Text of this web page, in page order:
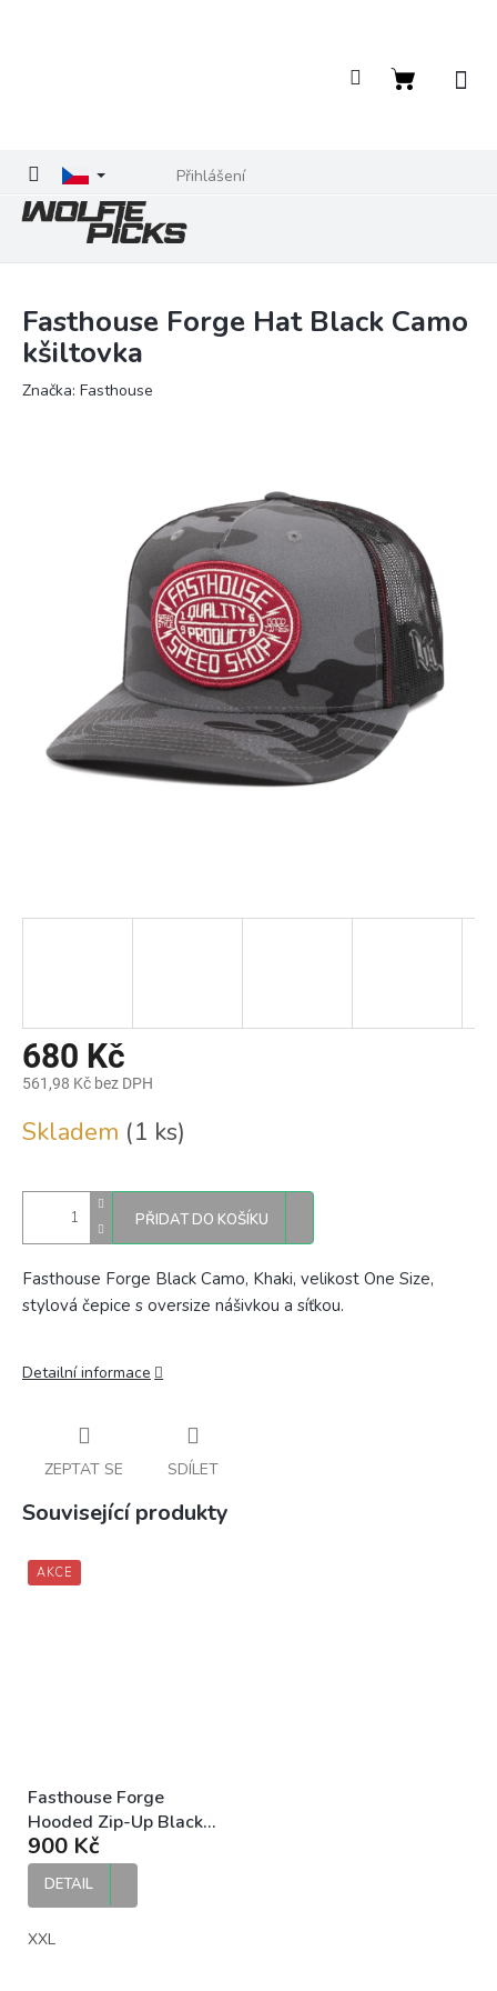
Přihlášení
Nákupní
Fasthouse Forge Hat Black Camo
kšiltovka
Značka: Fasthouse
680 Kč
561,98 Kč bez DPH
cena:
Skladem (1 ks)
PŘIDAT DO KOŠÍKU
Fasthouse Forge Black Camo, Khaki, velikost One Size,
stylová čepice s oversize nášivkou a síťkou.
Detailní informace
ZEPTAT SE SDÍLET
Související produkty
AKCE
Fasthouse Forge
Hooded Zip-Up Black
pánská mikina na zip
900 Kč
DETAIL
XXL